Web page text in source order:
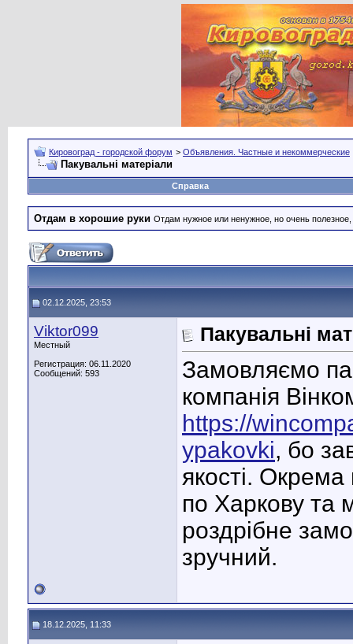
Кировоград - городской форум > Объявления. Частные и некоммерческие
Пакувальні матеріали
Справка
Отдам в хорошие руки Отдам нужное или ненужное, но очень
02.12.2025, 23:53
Viktor099
Местный
Регистрация: 06.11.2020
Сообщений: 593
Пакувальні
Замовляємо
компанія
https://
ypakovki, бо
якості.
по Харкову та
роздрібне
зручний.
18.12.2025, 11:33